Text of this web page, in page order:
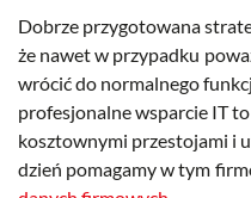
Dobrze przygotowana
że nawet w przypadku
wrócić do normalnego
profesjonalne wsparcie IT
kosztownymi przestojami i
dzień pomagamy w tym